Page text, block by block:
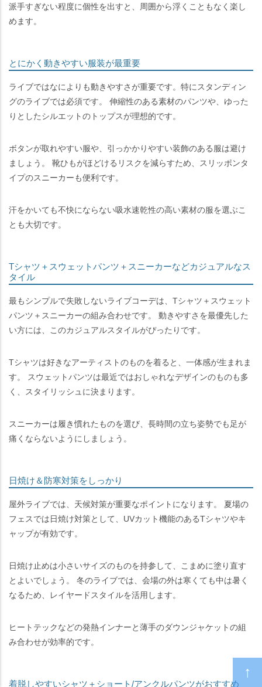
派手すぎない程度に個性を出すと、周囲から浮くこともなく楽し
めます。
とにかく動きやすい服装が最重要
ライブではなによりも動きやすさが重要です。特にスタンディン
グのライブでは必須です。 伸縮性のある素材のパンツや、ゆった
りとしたシルエットのトップスが理想的です。
ボタンが取れやすい服や、引っかかりやすい装飾のある服は避け
ましょう。 靴ひもがほどけるリスクを減らすため、スリッポンタ
イプのスニーカーも便利です。
汗をかいても不快にならない吸水速乾性の高い素材の服を選ぶこ
とも大切です。
Tシャツ＋スウェットパンツ＋スニーカーなどカジュアルなス
タイル
最もシンプルで失敗しないライブコーデは、Tシャツ＋スウェット
パンツ＋スニーカーの組み合わせです。 動きやすさを最優先した
い方には、このカジュアルスタイルがぴったりです。
Tシャツは好きなアーティストのものを着ると、一体感が生まれま
す。 スウェットパンツは最近ではおしゃれなデザインのものも多
く、スタイリッシュに決まります。
スニーカーは履き慣れたものを選び、長時間の立ち姿勢でも足が
痛くならないようにしましょう。
日焼け＆防寒対策をしっかり
屋外ライブでは、天候対策が重要なポイントになります。 夏場の
フェスでは日焼け対策として、UVカット機能のあるTシャツやキ
ャップが有効です。
日焼け止めは小さいサイズのものを持参して、こまめに塗り直す
とよいでしょう。 冬のライブでは、会場の外は寒くても中は暑く
なるため、レイヤードスタイルを活用します。
ヒートテックなどの発熱インナーと薄手のダウンジャケットの組
み合わせが効率的です。
着脱しやすいシャツ＋ショート/アンクルパンツがおすすめ